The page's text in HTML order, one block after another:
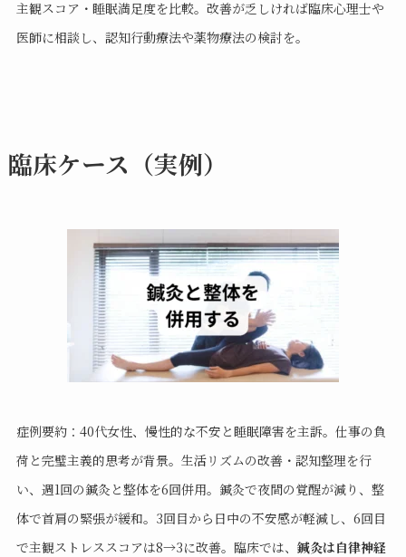
主観スコア・睡眠満足度を比較。改善が乏しければ臨床心理士や
医師に相談し、認知行動療法や薬物療法の検討を。
臨床ケース（実例）
症例要約：40代女性、慢性的な不安と睡眠障害を主訴。仕事の負
荷と完璧主義的思考が背景。生活リズムの改善・認知整理を行
い、週1回の鍼灸と整体を6回併用。鍼灸で夜間の覚醒が減り、整
体で首肩の緊張が緩和。3回目から日中の不安感が軽減し、6回目
で主観ストレススコアは8→3に改善。臨床では、 鍼灸は自律神経